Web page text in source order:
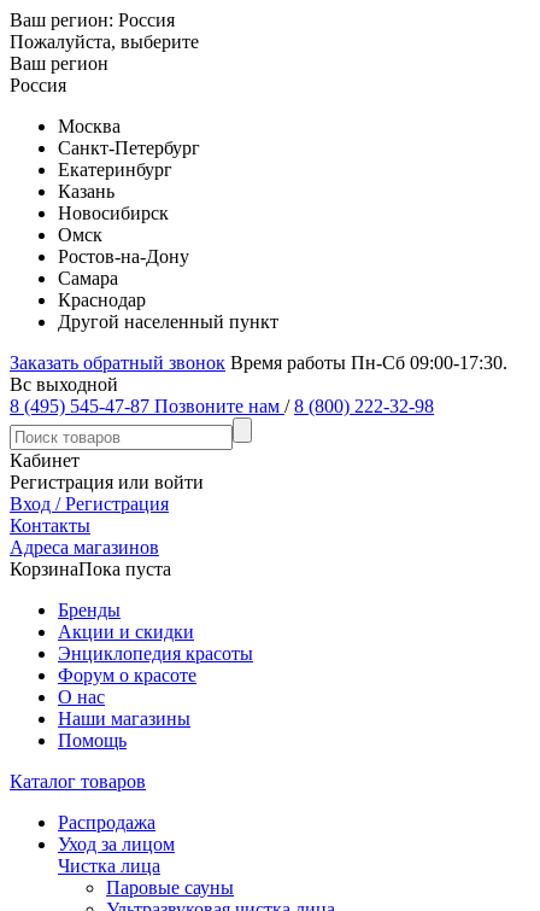
Ваш регион: Россия
Пожалуйста, выберите
Ваш регион
Россия
Москва
Санкт-Петербург
Екатеринбург
Казань
Новосибирск
Омск
Ростов-на-Дону
Самара
Краснодар
Другой населенный пункт
Заказать обратный звонок Время работы Пн-Сб 09:00-17:30.
Вс выходной
8 (495) 545-47-87 Позвоните нам / 8 (800) 222-32-98
Кабинет
Регистрация или войти
Вход / Регистрация
Контакты
Адреса магазинов
КорзинаПока пуста
Бренды
Акции и скидки
Энциклопедия красоты
Форум о красоте
О нас
Наши магазины
Помощь
Каталог товаров
Распродажа
Уход за лицом
Чистка лица
Паровые сауны